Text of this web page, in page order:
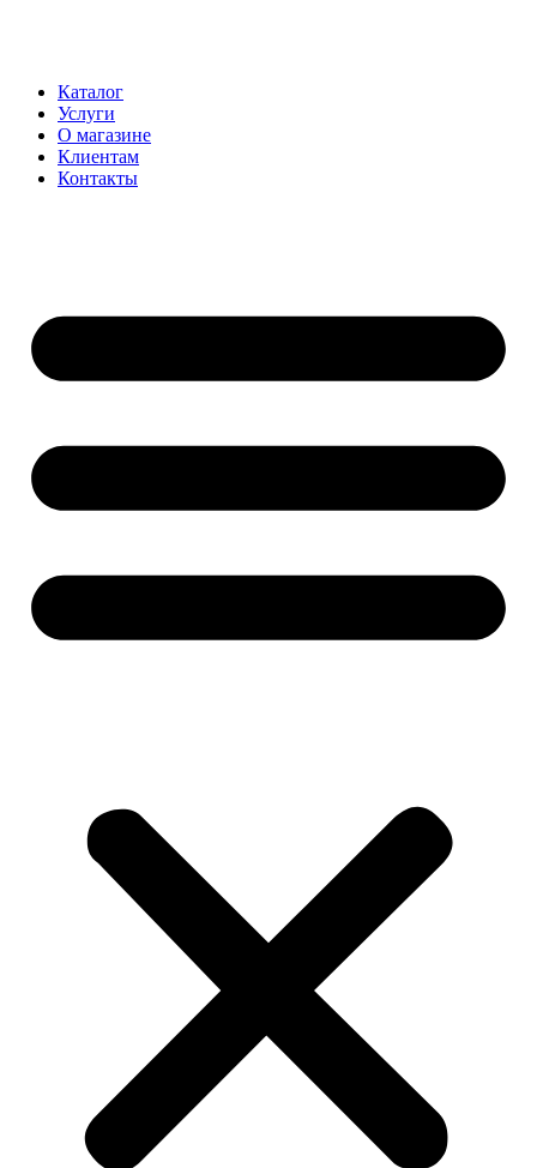
Каталог
Услуги
О магазине
Клиентам
Контакты